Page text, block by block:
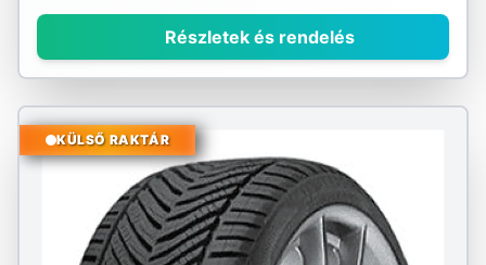
Részletek és rendelés
KÜLSŐ RAKTÁR